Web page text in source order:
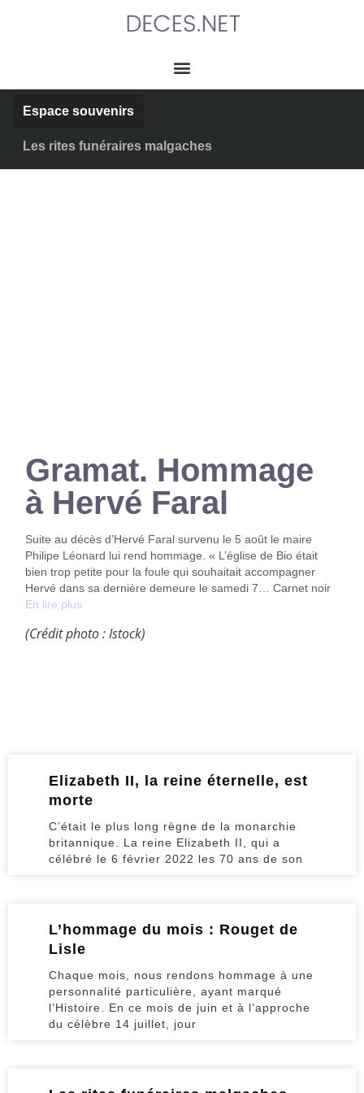
Espace souvenirs
Les rites funéraires malgaches
Gramat. Hommage
à Hervé Faral
Suite au décès d’Hervé Faral survenu le 5 août le maire
Philipe Léonard lui rend hommage. « L’église de Bio était
bien trop petite pour la foule qui souhaitait accompagner
Hervé dans sa dernière demeure le samedi 7… Carnet noir
En lire plus
(Crédit photo : Istock)
Elizabeth II, la reine éternelle, est
morte
C’était le plus long règne de la monarchie
britannique. La reine Elizabeth II, qui a
célébré le 6 février 2022 les 70 ans de son
L’hommage du mois : Rouget de
Lisle
Chaque mois, nous rendons hommage à une
personnalité particulière, ayant marqué
l’Histoire. En ce mois de juin et à l’approche
du célèbre 14 juillet, jour